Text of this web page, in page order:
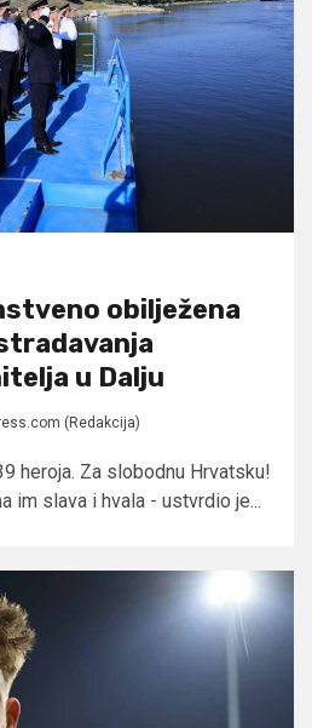
obilježena
u Dalju
(Redakcija)
heroja. Za slobodnu Hrvatsku!
im slava i hvala - ustvrdio je...